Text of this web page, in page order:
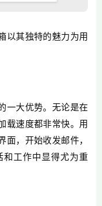
以其独特的魅力为用
一大优势。无论是在
载速度都非常快。用
面，开始收发邮件，
和工作中显得尤为重